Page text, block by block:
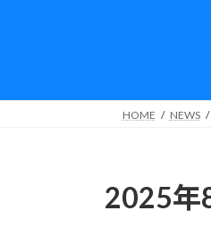
HOME NEWS
2025年